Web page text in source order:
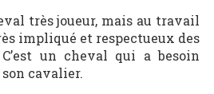
très joueur, mais au travail
impliqué et respectueux des
un cheval qui a besoin
cavalier.